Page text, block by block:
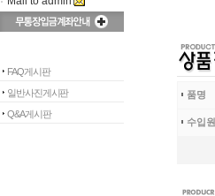
FAQ게시판
일반사진게시판
Q&A게시판
품명
수입원